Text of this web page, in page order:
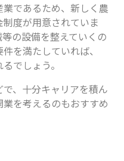
であるため、新しく農
度が用意されていま
の設備を整えていくの
を満たしていれば、
でしょう。
、十分キャリアを積ん
を考えるのもおすすめ